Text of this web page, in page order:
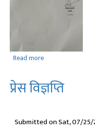
Read more
विज्ञप्ति
प्रेस विज्ञप्ति
Submitted onSat, 07/25/